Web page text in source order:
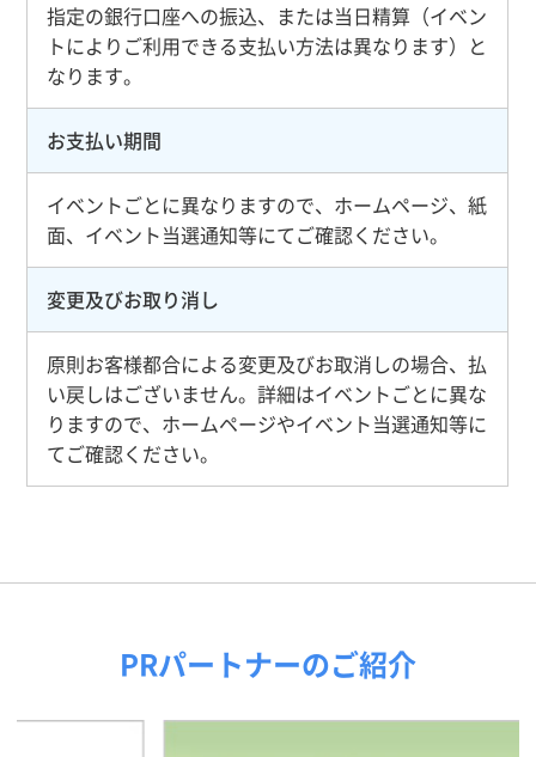
指定の銀行口座への振込、または当日精算（イベン
トによりご利用できる支払い方法は異なります）と
なります。
お支払い期間
イベントごとに異なりますので、ホームページ、紙
面、イベント当選通知等にてご確認ください。
変更及びお取り消し
原則お客様都合による変更及びお取消しの場合、払
い戻しはございません。詳細はイベントごとに異な
りますので、ホームページやイベント当選通知等に
てご確認ください。
PRパートナーのご紹介